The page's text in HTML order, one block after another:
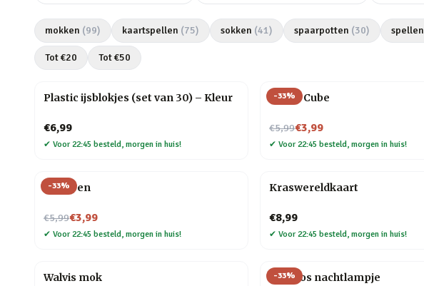
mokken (99) kaartspellen (75) sokken (41) spaarpotten (30) spellen
Tot €20 Tot €50
Plastic ijsblokjes (set van 30) – Kleur
€6,99
✔ Voor 22:45 besteld, morgen in huis!
-33%
Magic Cube
€5,99
Nu voor€3,99
✔ Voor 22:45 besteld, morgen in huis!
-33%
Veer pen
€5,99
Nu voor€3,99
✔ Voor 22:45 besteld, morgen in huis!
Kraswereldkaart
€8,99
✔ Voor 22:45 besteld, morgen in huis!
Walvis mok -33%
Mini vos nachtlampje